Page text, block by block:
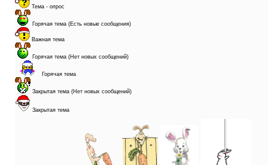
Тема - опрос
Горячая тема (Есть новые сообщения)
Важная тема
Горячая тема (Нет новых сообщений)
Горячая тема
Закрытая тема (Нет новых сообщений)
Закрытая тема